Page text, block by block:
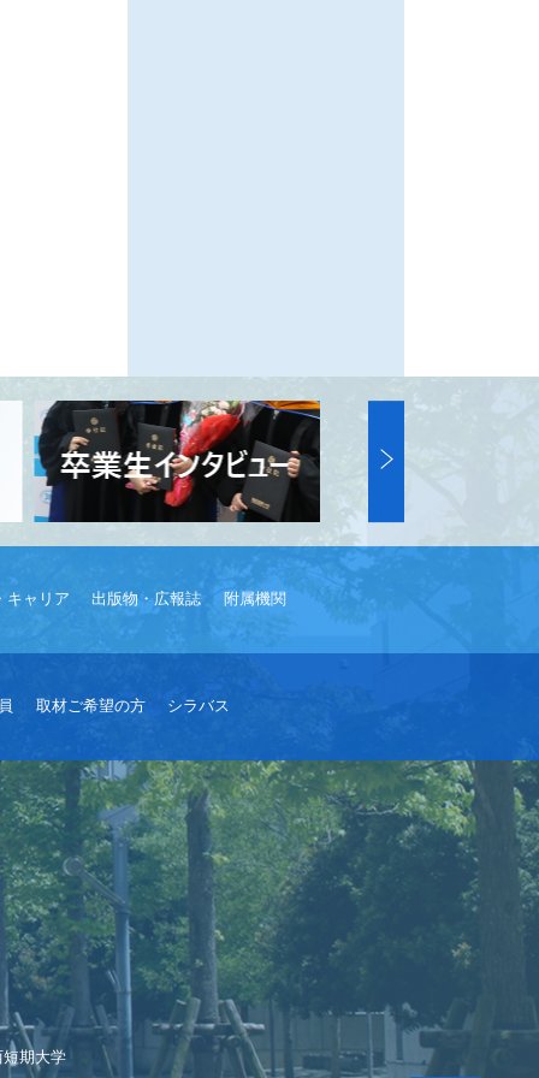
キャリア 出版物・広報誌 附属機関
取材ご希望の方 シラバス
短期大学